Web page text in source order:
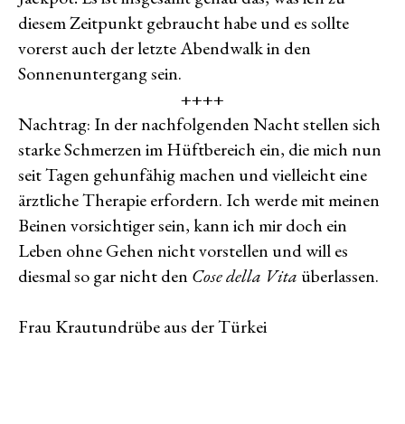
diesem Zeitpunkt gebraucht habe und es sollte
vorerst auch der letzte Abendwalk in den
Sonnenuntergang sein.
++++
Nachtrag: In der nachfolgenden Nacht stellen sich
starke Schmerzen im Hüftbereich ein, die mich nun
seit Tagen gehunfähig machen und vielleicht eine
ärztliche Therapie erfordern. Ich werde mit meinen
Beinen vorsichtiger sein, kann ich mir doch ein
Leben ohne Gehen nicht vorstellen und will es
diesmal so gar nicht den Cose della Vita überlassen.
Frau Krautundrübe aus der Türkei